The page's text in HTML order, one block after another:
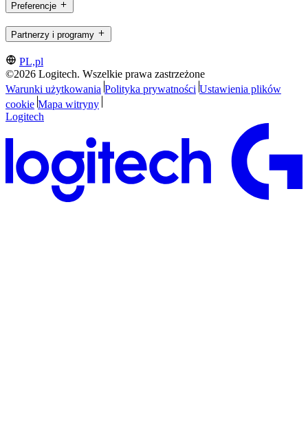
Preferencje
Partnerzy i programy
PL,pl
©2026 Logitech. Wszelkie prawa zastrzeżone
Warunki użytkowania Polityka prywatności Ustawienia plików
cookie Mapa witryny
Logitech